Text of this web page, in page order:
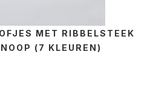
MET RIBBELSTEEK
(7 KLEUREN)